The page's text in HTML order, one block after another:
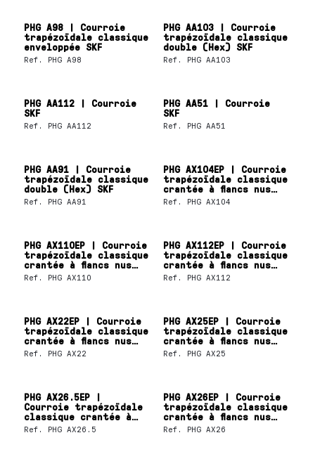
PHG A98 | Courroie
trapézoïdale classique
enveloppée SKF
Ref. PHG A98
PHG AA103 | Courroie
trapézoïdale classique
double (Hex) SKF
Ref. PHG AA103
PHG AA112 | Courroie
SKF
Ref. PHG AA112
PHG AA51 | Courroie
SKF
Ref. PHG AA51
PHG AA91 | Courroie
trapézoïdale classique
double (Hex) SKF
Ref. PHG AA91
PHG AX104EP | Courroie
trapézoïdale classique
crantée à flancs nus
SKF
Ref. PHG AX104
PHG AX110EP | Courroie
trapézoïdale classique
crantée à flancs nus
SKF
Ref. PHG AX110
PHG AX112EP | Courroie
trapézoïdale classique
crantée à flancs nus
SKF
Ref. PHG AX112
PHG AX22EP | Courroie
trapézoïdale classique
crantée à flancs nus
SKF
Ref. PHG AX22
PHG AX25EP | Courroie
trapézoïdale classique
crantée à flancs nus
SKF
Ref. PHG AX25
PHG AX26.5EP |
Courroie trapézoïdale
classique crantée à
flancs nus SKF
Ref. PHG AX26.5
PHG AX26EP | Courroie
trapézoïdale classique
crantée à flancs nus
SKF
Ref. PHG AX26